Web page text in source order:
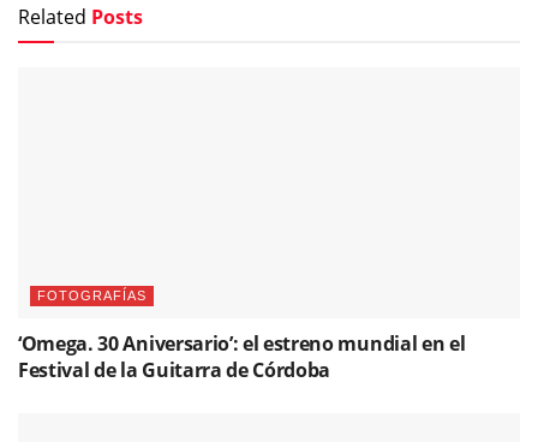
Related Posts
FOTOGRAFÍAS
‘Omega. 30 Aniversario’: el estreno mundial en el
Festival de la Guitarra de Córdoba